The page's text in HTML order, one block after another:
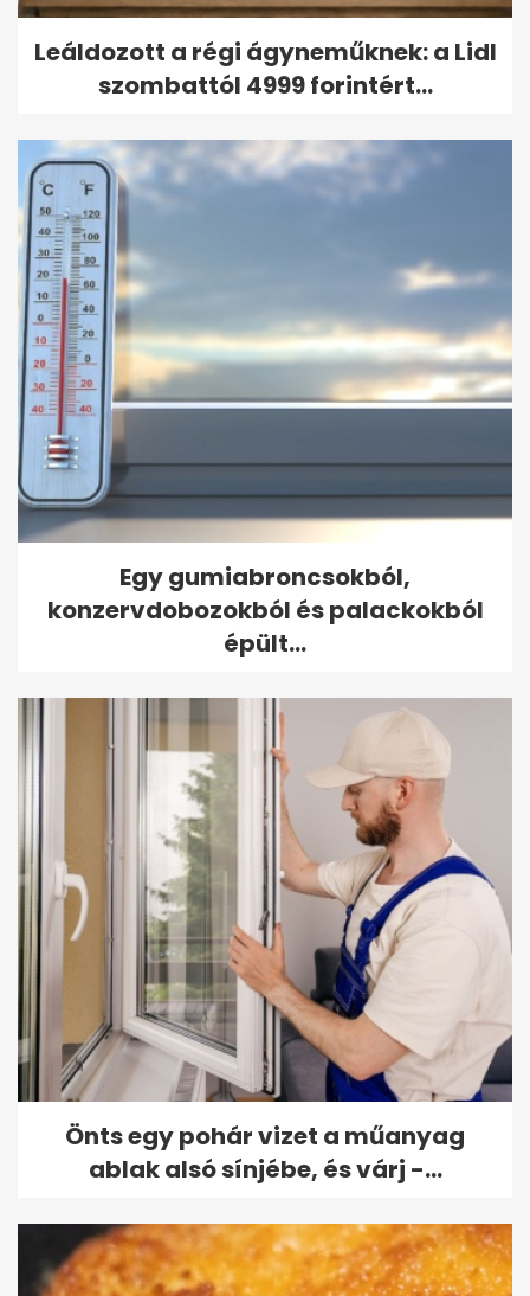
Leáldozott a régi ágyneműknek: a Lidl
szombattól 4999 forintért...
Egy gumiabroncsokból,
konzervdobozokból és palackokból
épült...
Önts egy pohár vizet a műanyag
ablak alsó sínjébe, és várj -...